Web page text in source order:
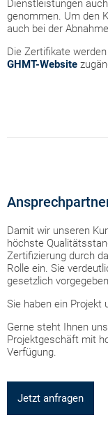
Dienstleistungen
genommen. Um den
auch bei der
Die Zertifikate
GHMT-Website
Damit wir unseren
höchste
Zertifizierung durch
Rolle ein. Sie
gesetzlich
Sie haben ein Projekt
Gerne steht Ihnen
Projektgeschäft mit
Verfügung.
Jetzt anfragen